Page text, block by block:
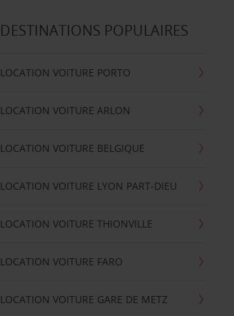
DESTINATIONS POPULAIRES
LOCATION VOITURE PORTO
LOCATION VOITURE ARLON
LOCATION VOITURE BELGIQUE
LOCATION VOITURE LYON PART-DIEU
LOCATION VOITURE THIONVILLE
LOCATION VOITURE FARO
LOCATION VOITURE GARE DE METZ